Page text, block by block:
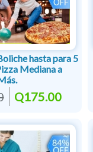
hasta para 5
Mediana a
Q175.00